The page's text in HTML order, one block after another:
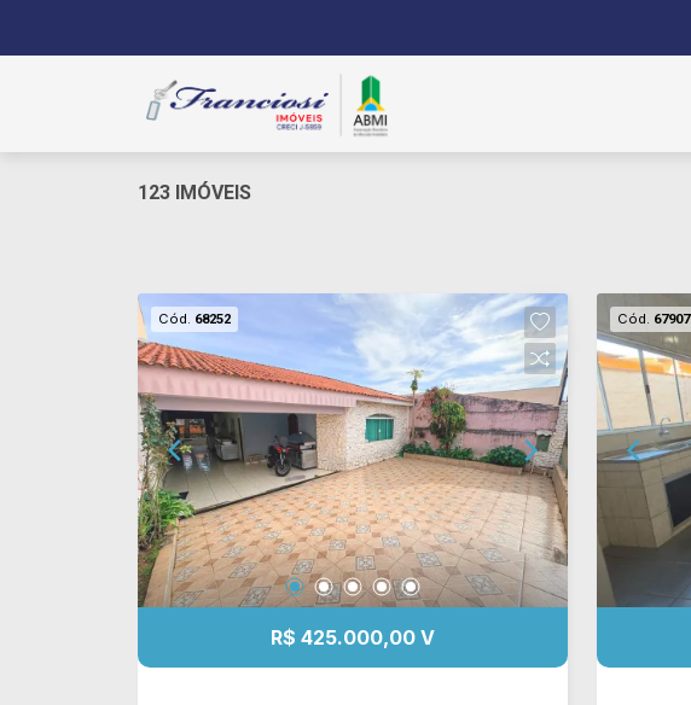
123 IMÓVEIS
Cód. 68252
R$ 425.000,00 V
Cód. 67907